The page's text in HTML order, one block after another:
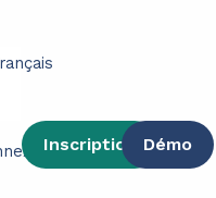
Inscription Démo